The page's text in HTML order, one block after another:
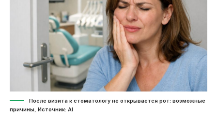
После визита к стоматологу не открывается рот: возможные
причины, Источник: Al